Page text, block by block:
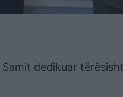
dedikuar